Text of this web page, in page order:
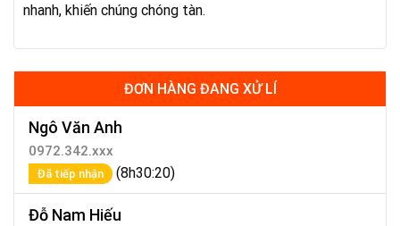
nhanh, khiến chúng chóng tàn.
ĐƠN HÀNG ĐANG XỬ LÍ
Ngô Văn Anh
0972.342.xxx
Đã tiếp nhận (8h30:20)
Đỗ Nam Hiếu